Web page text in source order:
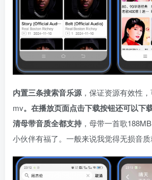
内置三条搜索音乐源 ，保证资源有效性
mv。在播放页面点击下载按钮还可以下
清母带音质全都支持，母带一首歌
小伙伴有福了。一般来说我觉得无损音质